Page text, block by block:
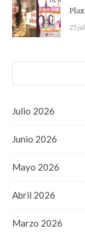
25
Julio 2026
Junio 2026
Mayo 2026
Abril 2026
Marzo 2026